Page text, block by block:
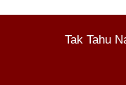
Tak Tahu